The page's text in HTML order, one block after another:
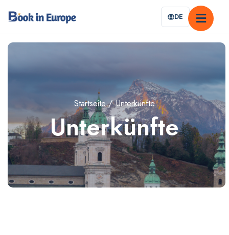
DE
Startseite Unterkünfte
Unterkünfte